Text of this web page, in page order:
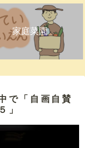
家庭菜園
で「自画自賛
」